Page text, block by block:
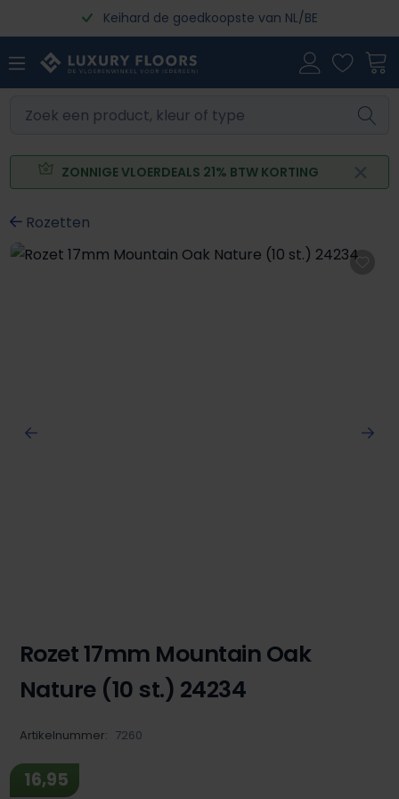
Ga naar de hoofdinhoudKeihard de goedkoopste van NL/BE
ZONNIGE VLOERDEALS 21% BTW KORTING
Rozetten
Afbeeldingengalerij overslaan
Rozet 17mm Mountain Oak
Nature (10 st.) 24234
Artikelnummer: 7260
16,95